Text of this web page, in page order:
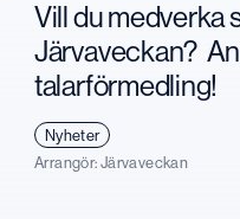
Vill du medverka
Järvaveckan?
talarförmedling!
Nyheter
Arrangör: Järvaveckan